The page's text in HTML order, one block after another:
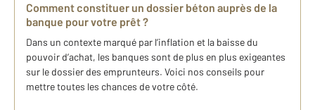
Comment constituer un dossier béton auprès de la
banque pour votre prêt ?
Dans un contexte marqué par l’inflation et la baisse du
pouvoir d’achat, les banques sont de plus en plus exigeantes
sur le dossier des emprunteurs. Voici nos conseils pour
mettre toutes les chances de votre côté.